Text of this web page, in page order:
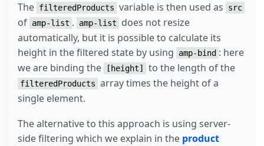
The filteredProducts variable is then used as src
of amp-list . amp-list
does not resize
automatically, but it is possible to calculate its
height in the filtered state by using
amp-bind : here
we are binding the
[height] to the length of the
filteredProducts array times the height of a
single element.
The alternative to this approach is using server-
side filtering which we explain in the product